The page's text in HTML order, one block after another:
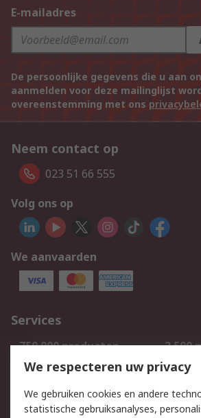
E-mailadres
De persoonlijke gegevens die u aan
aanmelden voor deze mailinglijst
overeenstemming met ons
Neem contact op
023 51 66 555
Volg ons op
We aanvaarden
Services
750.000 producten
2.500
Bestellen
Track & Trace
We respecteren uw privacy
We gebruiken cookies en andere
statistische gebruiksanalyses,